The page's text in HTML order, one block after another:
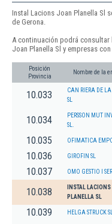
Instal Lacions Joan Planella Sl
de Gerona.
A continuación podrá
Joan Planella Sl y empresas
Posición
Provincia
Nombre de la
10.033
CAN RIERA DE
SL
10.034
PERSSON MUT
SL.
10.035 OFIMATICA
10.036 GIROFIN SL
10.037 OMO GESTIO I
10.038
INSTAL
PLANELLA SL
10.039 HELGA STRUCK